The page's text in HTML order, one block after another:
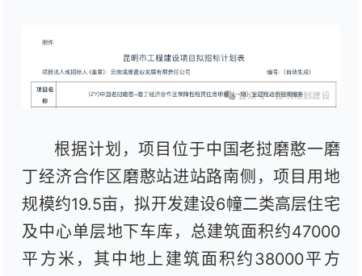
根据计划，项目位于中国老挝磨憨一磨
丁经济合作区磨憨站进站路南侧，项目用地
规模约19.5亩，拟开发建设6幢二类高层住宅
及中心单层地下车库，总建筑面积约47000
平方米，其中地上建筑面积约38000平方